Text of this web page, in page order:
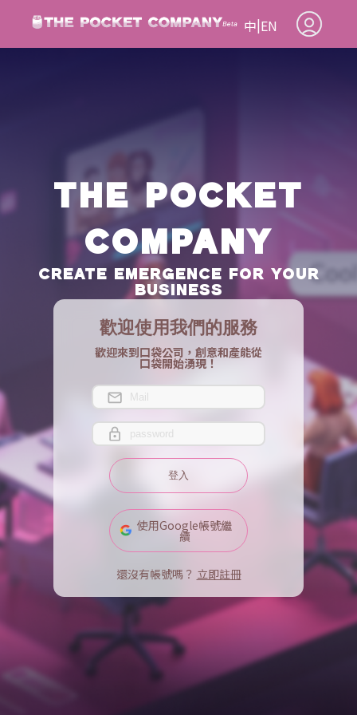
中|EN
THE POCKET
COMPANY
CREATE EMERGENCE FOR YOUR
BUSINESS
歡迎使用我們的服務
歡迎來到口袋公司，創意和產能從
口袋開始湧現！
登入
使用Google帳號繼
續
還沒有帳號嗎？ 立即註冊